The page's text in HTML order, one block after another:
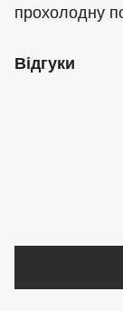
прохолодну
Відгуки